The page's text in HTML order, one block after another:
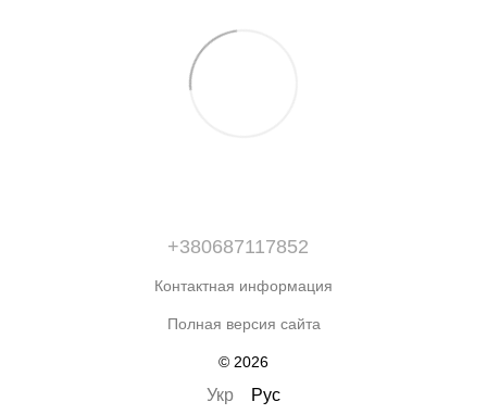
+380687117852
Контактная информация
Полная версия сайта
© 2026
Укр Рус